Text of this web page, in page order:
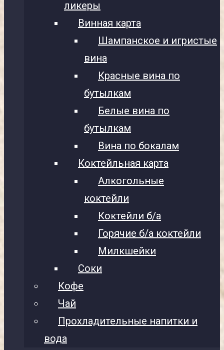
ликеры
Винная карта
Шампанское и игристые
вина
Красные вина по
бутылкам
Белые вина по
бутылкам
Вина по бокалам
Коктейльная карта
Алкогольные
коктейли
Коктейли б/а
Горячие б/а коктейли
Милкшейки
Соки
Кофе
Чай
Прохладительные напитки и
вода